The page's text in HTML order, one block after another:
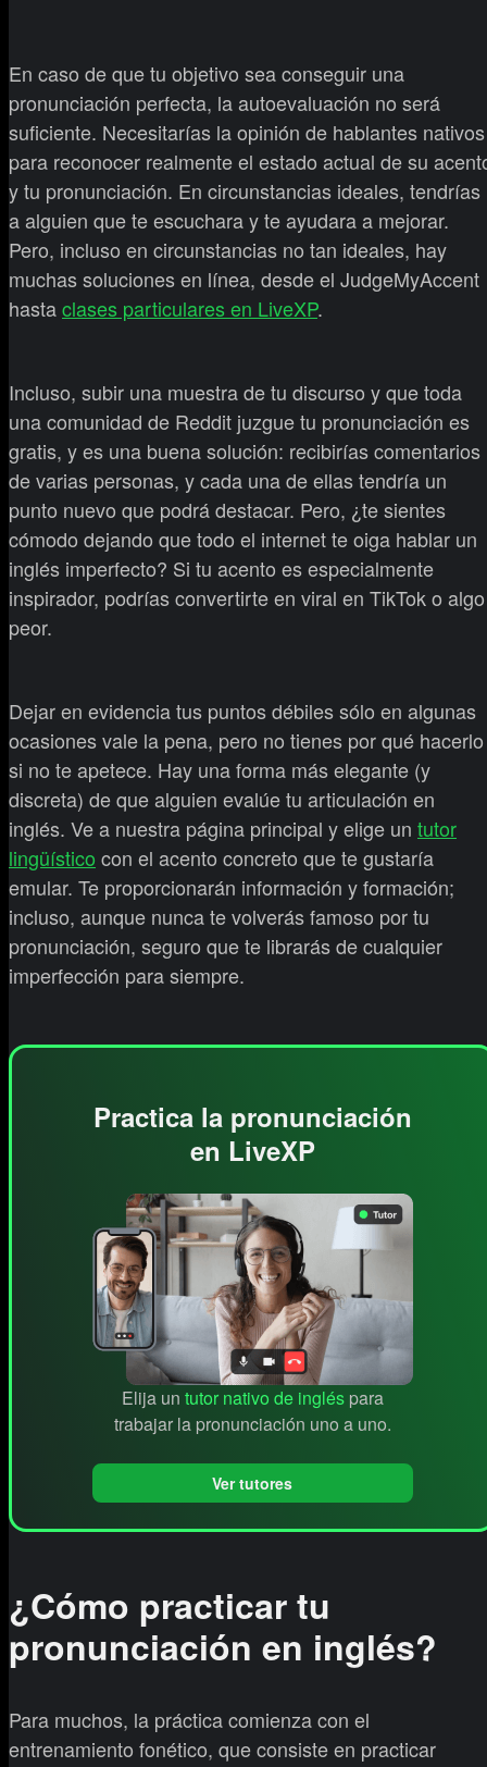
En caso de que tu objetivo sea conseguir una
pronunciación perfecta, la autoevaluación no será
suficiente. Necesitarías la opinión de hablantes nativos
para reconocer realmente el estado actual de su
y tu pronunciación. En circunstancias ideales, tendrías
a alguien que te escuchara y te ayudara a mejorar.
Pero, incluso en circunstancias no tan ideales, hay
muchas soluciones en línea, desde el JudgeMyAccent
hastaclases particulares en LiveXP.
Incluso, subir una muestra de tu discurso y que toda
una comunidad de Reddit juzgue tu pronunciación es
gratis, y es una buena solución: recibirías comentarios
de varias personas, y cada una de ellas tendría un
punto nuevo que podrá destacar. Pero, ¿te sientes
cómodo dejando que todo el internet te oiga hablar un
inglés imperfecto? Si tu acento es especialmente
inspirador, podrías convertirte en viral en TikTok o algo
peor.
Dejar en evidencia tus puntos débiles sólo en algunas
ocasiones vale la pena, pero no tienes por qué hacerlo
si no te apetece. Hay una forma más elegante (y
discreta) de que alguien evalúe tu articulación en
inglés. Ve a nuestra página principal y elige un tutor
lingüístico con el acento concreto que te gustaría
emular. Te proporcionarán información y formación;
incluso, aunque nunca te volverás famoso por tu
pronunciación, seguro que te librarás de cualquier
imperfección para siempre.
Practica la pronunciación
en LiveXP
Elija un tutor nativo de ingléspara
trabajar la pronunciación uno a uno.
Ver tutores
¿Cómo practicar tu
pronunciación en inglés?
Para muchos, la práctica comienza con el
entrenamiento fonético, que consiste en practicar